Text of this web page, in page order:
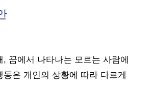
, 꿈에서 나타나는 모르는 사람에
은 개인의 상황에 따라 다르게